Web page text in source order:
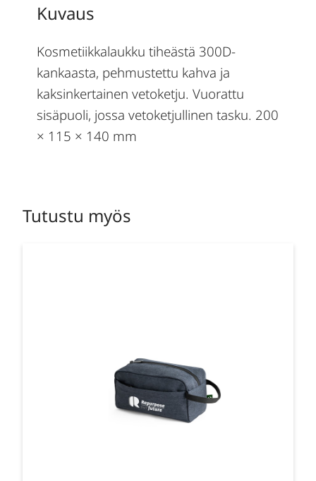
Kuvaus
Kosmetiikkalaukku tiheästä 300D-
kankaasta, pehmustettu kahva ja
kaksinkertainen vetoketju. Vuorattu
sisäpuoli, jossa vetoketjullinen tasku. 200
× 115 × 140 mm
Tutustu myös